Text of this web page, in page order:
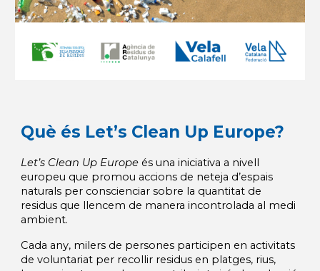
Què és Let’s Clean Up Europe?
Let’s Clean Up Europe és una iniciativa a nivell
europeu que promou accions de neteja d’espais
naturals per conscienciar sobre la quantitat de
residus que llencem de manera incontrolada al medi
ambient.
Cada any, milers de persones participen en activitats
de voluntariat per recollir residus en platges, rius,